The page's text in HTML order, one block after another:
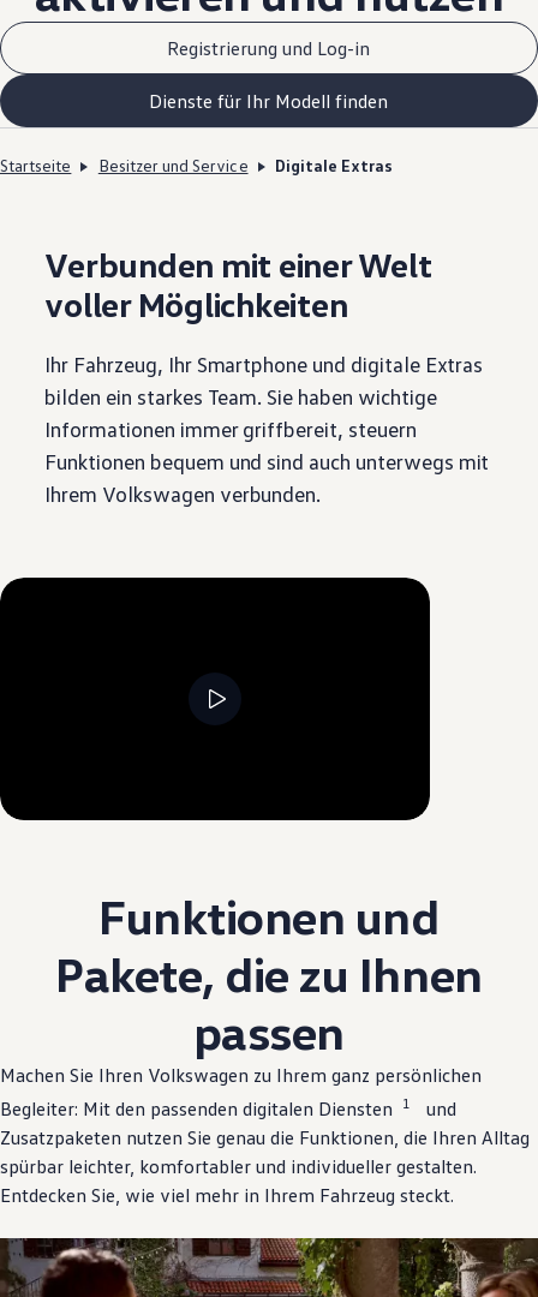
Registrierung und Log-in
Dienste für Ihr Modell finden
Startseite Besitzer und Service Digitale Extras
Verbunden mit einer Welt
voller Möglichkeiten
Ihr Fahrzeug, Ihr Smartphone und digitale Extras
bilden ein starkes Team. Sie haben wichtige
Informationen immer griffbereit, steuern
Funktionen bequem und sind auch unterwegs mit
Ihrem Volkswagen verbunden.
Verbleibende Zeit, --:--
Funktionen und
Pakete, die zu Ihnen
passen
Machen Sie Ihren Volkswagen zu Ihrem ganz persönlichen
Begleiter: Mit den passenden digitalen Diensten
1
und
Zusatzpaketen nutzen Sie genau die Funktionen, die Ihren Alltag
spürbar leichter, komfortabler und individueller gestalten.
Entdecken Sie, wie viel mehr in Ihrem Fahrzeug steckt.